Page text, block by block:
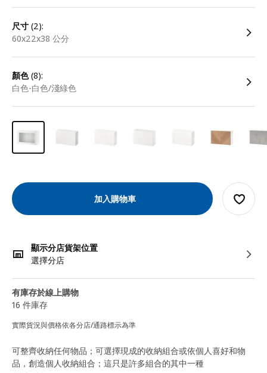
尺寸 (2):
60x22x38 公分
顏色(8):
白色-白色/淺綠色
加入購物車
顯示分店貨架位置
選擇分店
有庫存於線上購物
16 件庫存
實際貨況與價格依各分店/通路標示為準
可整齊收納任何物品；可選擇現成的收納組合或依個人喜好和物
品，創造個人收納組合；這只是許多組合的其中一種